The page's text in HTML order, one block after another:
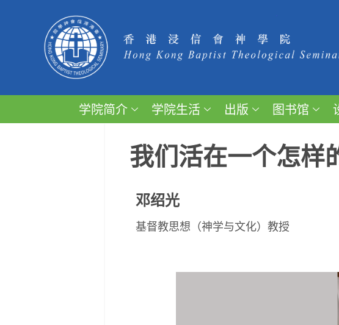
学院简介 学院生活 出版 图书馆
我们活在一个怎样
邓绍光
基督教思想（神学与文化）教授